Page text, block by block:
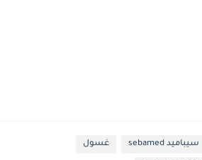
سيباميد sebamed غسول